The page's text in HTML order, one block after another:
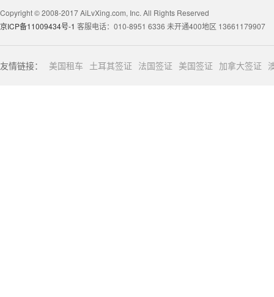
Copyright © 2008-2017 AiLvXing.com, Inc. All Rights Reserved
京ICP备11009434号-1 客服电话：010-8951 6336 未开通400地区 13661179907
友情链接： 美国租车 土耳其签证 法国签证 美国签证 加拿大签证